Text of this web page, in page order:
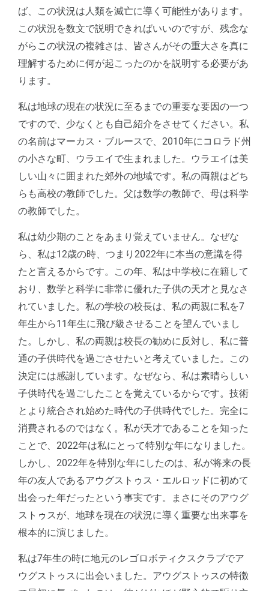
ば、この状況は人類を滅亡に導く可能性があります。
この状況を数文で説明できればいいのですが、残念な
がらこの状況の複雑さは、皆さんがその重大さを真に
理解するために何が起こったのかを説明する必要があ
ります。
私は地球の現在の状況に至るまでの重要な要因の一つ
ですので、少なくとも自己紹介をさせてください。私
の名前はマーカス・ブルースで、2010年にコロラド州
の小さな町、ウラエイで生まれました。ウラエイは美
しい山々に囲まれた郊外の地域です。私の両親はどち
らも高校の教師でした。父は数学の教師で、母は科学
の教師でした。
私は幼少期のことをあまり覚えていません。なぜな
ら、私は12歳の時、つまり2022年に本当の意識を得
たと言えるからです。この年、私は中学校に在籍して
おり、数学と科学に非常に優れた子供の天才と見なさ
れていました。私の学校の校長は、私の両親に私を7
年生から11年生に飛び級させることを望んでいまし
た。しかし、私の両親は校長の勧めに反対し、私に普
通の子供時代を過ごさせたいと考えていました。この
決定には感謝しています。なぜなら、私は素晴らしい
子供時代を過ごしたことを覚えているからです。技術
とより統合され始めた時代の子供時代でした。完全に
消費されるのではなく。私が天才であることを知った
ことで、2022年は私にとって特別な年になりました。
しかし、2022年を特別な年にしたのは、私が将来の長
年の友人であるアウグストゥス・エルロッドに初めて
出会った年だったという事実です。まさにそのアウグ
ストゥスが、地球を現在の状況に導く重要な出来事を
根本的に演じました。
私は7年生の時に地元のレゴロボティクスクラブでア
ウグストゥスに出会いました。アウグストゥスの特徴